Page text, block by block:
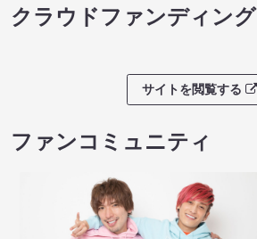
クラウドファンディング
サイトを閲覧する
ファンコミュニティ